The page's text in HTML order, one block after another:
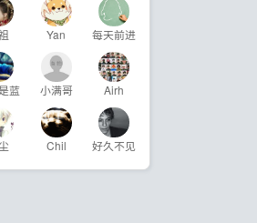
Yan 每天前进
蓝 小满哥 Airh
Chil 好久不见